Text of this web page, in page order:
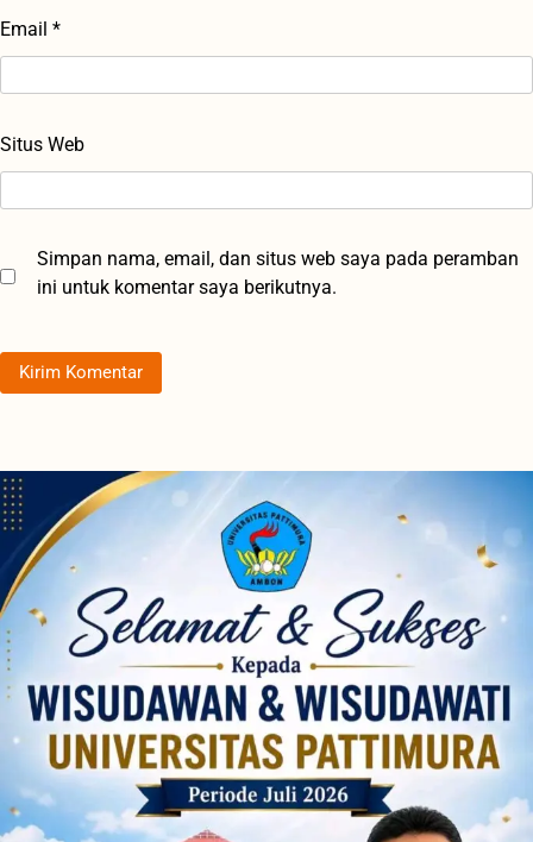
Email *
Situs Web
Simpan nama, email, dan situs web saya pada peramban
ini untuk komentar saya berikutnya.